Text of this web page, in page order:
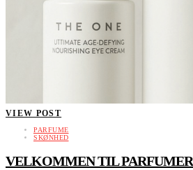
VIEW POST
PARFUME
SKØNHED
VELKOMMEN TIL